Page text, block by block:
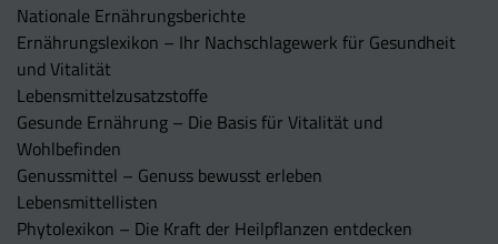
Nationale Ernährungsberichte
Ernährungslexikon – Ihr Nachschlagewerk für Gesundheit
und Vitalität
Lebensmittelzusatzstoffe
Gesunde Ernährung – Die Basis für Vitalität und
Wohlbefinden
Genussmittel – Genuss bewusst erleben
Lebensmittellisten
Phytolexikon – Die Kraft der Heilpflanzen entdecken